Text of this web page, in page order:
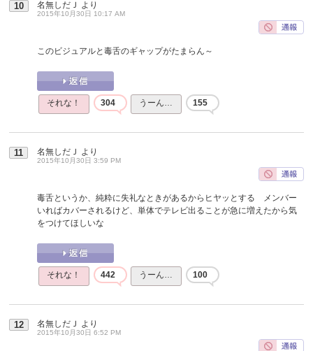
10 名無しだＪ より
2015年10月30日 10:17 AM
このビジュアルと毒舌のギャップがたまらん～
それな！ 304 うーん… 155
11 名無しだＪ より
2015年10月30日 3:59 PM
毒舌というか、純粋に失礼なときがあるからヒヤッとする メンバー
いればカバーされるけど、単体でテレビ出ることが急に増えたから気
をつけてほしいな
それな！ 442 うーん… 100
12 名無しだＪ より
2015年10月30日 6:52 PM